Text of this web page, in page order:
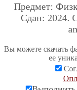
Предмет:
Сдан: 2024.
Вы можете скачать
ее